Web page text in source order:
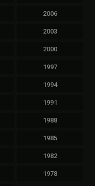
2006
2003
2000
1997
1994
1991
1988
1985
1982
1978